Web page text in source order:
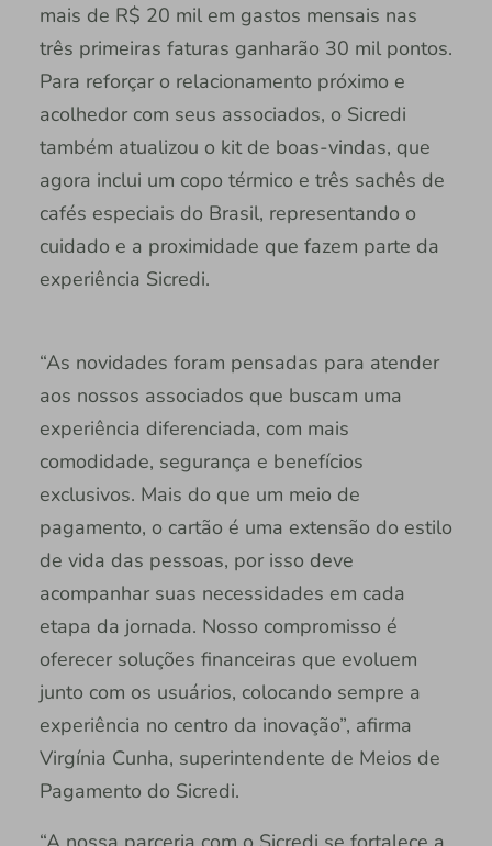
mais de R$ 20 mil em gastos mensais nas
três primeiras faturas ganharão 30 mil pontos.
Para reforçar o relacionamento próximo e
acolhedor com seus associados, o Sicredi
também atualizou o kit de boas-vindas, que
agora inclui um copo térmico e três sachês de
cafés especiais do Brasil, representando o
cuidado e a proximidade que fazem parte da
experiência Sicredi.
“As novidades foram pensadas para atender
aos nossos associados que buscam uma
experiência diferenciada, com mais
comodidade, segurança e benefícios
exclusivos. Mais do que um meio de
pagamento, o cartão é uma extensão do estilo
de vida das pessoas, por isso deve
acompanhar suas necessidades em cada
etapa da jornada. Nosso compromisso é
oferecer soluções financeiras que evoluem
junto com os usuários, colocando sempre a
experiência no centro da inovação”, afirma
Virgínia Cunha, superintendente de Meios de
Pagamento do Sicredi.